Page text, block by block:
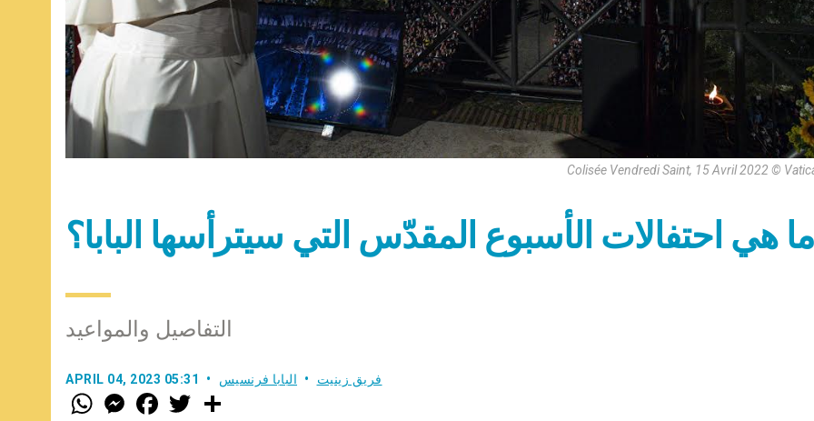
Colisée Vendredi Saint, 15 Avril 2022 ©
ما هي احتفالات الأسبوع المقدّس التي سيترأسها البابا؟
التفاصيل والمواعيد
APRIL 04, 2023 05:31 فريق زينيت البابا فرنسيس
W
h
M
e
F
a w